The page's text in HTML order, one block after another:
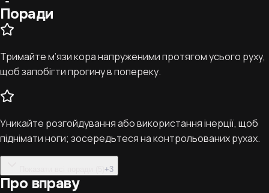
Поради
Тримайте м’язи кора напруженими протягом усього руху,
щоб запобігти прогину в попереку.
Уникайте розгойдування або використання інерції, щоб
піднімати ноги; зосередьтеся на контрольованих рухах.
+3
Про вправу